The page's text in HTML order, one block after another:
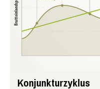
Konjunkturzyklus